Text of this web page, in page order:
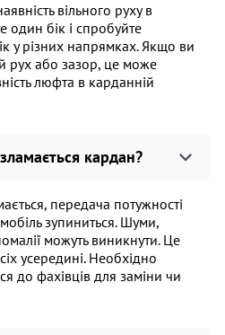
вільного руху в
один бік і спробуйте
у різних напрямках. Якщо ви
рух або зазор, це може
люфта в карданній
кардан?
передача потужності
зупиниться. Шуми,
можуть виникнути. Це
усередині. Необхідно
до фахівців для заміни чи